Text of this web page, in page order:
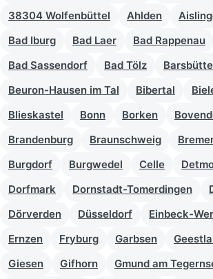
38304 Wolfenbüttel
Ahlden
Bad Iburg
Bad Laer
Bad Rappenau
Bad Sassendorf
Bad Tölz
Beuron-Hausen im Tal
Bibertal
Blieskastel
Bonn Borken
Brandenburg
Braunschweig
Burgdorf
Burgwedel Celle
Dorfmark
Dornstadt-Tomerdingen
Dörverden
Düsseldorf Einbeck-
Ernzen
Fryburg Garbsen
Giesen
Gifhorn Gmund am